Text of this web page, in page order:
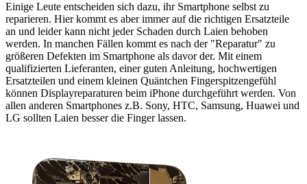
Einige Leute entscheiden sich dazu, ihr Smartphone selbst zu
reparieren. Hier kommt es aber immer auf die richtigen Ersatzteile
an und leider kann nicht jeder Schaden durch Laien behoben
werden. In manchen Fällen kommt es nach der "Reparatur" zu
größeren Defekten im Smartphone als davor der. Mit einem
qualifizierten Lieferanten, einer guten Anleitung, hochwertigen
Ersatzteilen und einem kleinen Quäntchen Fingerspitzengefühl
können Displayreparaturen beim iPhone durchgeführt werden. Von
allen anderen Smartphones z.B. Sony, HTC, Samsung, Huawei und
LG sollten Laien besser die Finger lassen.